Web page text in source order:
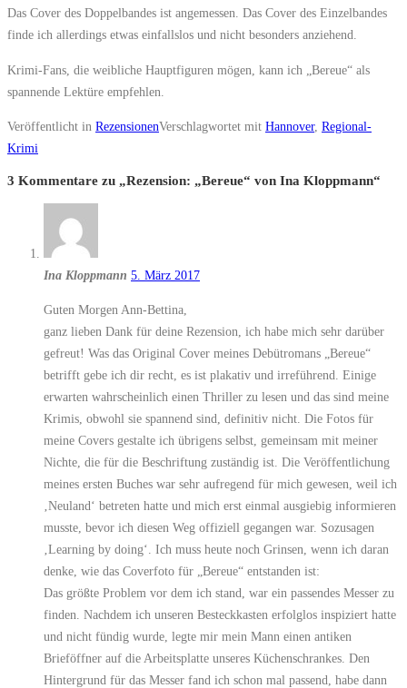
Das Cover des Doppelbandes ist angemessen. Das Cover des Einzelbandes
finde ich allerdings etwas einfallslos und nicht besonders anziehend.
Krimi-Fans, die weibliche Hauptfiguren mögen, kann ich „Bereue“ als
spannende Lektüre empfehlen.
Veröffentlicht in RezensionenVerschlagwortet mit Hannover, Regional-
Krimi
3 Kommentare zu „Rezension: „Bereue“ von Ina Kloppmann“
Ina Kloppmann 5. März 2017
Guten Morgen Ann-Bettina,
ganz lieben Dank für deine Rezension, ich habe mich sehr darüber
gefreut! Was das Original Cover meines Debütromans „Bereue“
betrifft gebe ich dir recht, es ist plakativ und irreführend. Einige
erwarten wahrscheinlich einen Thriller zu lesen und das sind meine
Krimis, obwohl sie spannend sind, definitiv nicht. Die Fotos für
meine Covers gestalte ich übrigens selbst, gemeinsam mit meiner
Nichte, die für die Beschriftung zuständig ist. Die Veröffentlichung
meines ersten Buches war sehr aufregend für mich gewesen, weil ich
‚Neuland‘ betreten hatte und mich erst einmal ausgiebig informieren
musste, bevor ich diesen Weg offiziell gegangen war. Sozusagen
‚Learning by doing‘. Ich muss heute noch Grinsen, wenn ich daran
denke, wie das Coverfoto für „Bereue“ entstanden ist:
Das größte Problem vor dem ich stand, war ein passendes Messer zu
finden. Nachdem ich unseren Besteckkasten erfolglos inspiziert hatte
und nicht fündig wurde, legte mir mein Mann einen antiken
Brieföffner auf die Arbeitsplatte unseres Küchenschrankes. Den
Hintergrund für das Messer fand ich schon mal passend, habe dann